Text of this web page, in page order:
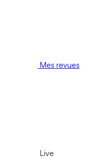
Mes revues
Live